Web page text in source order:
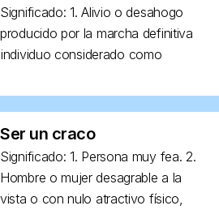
Significado: 1. Alivio o desahogo
producido por la marcha definitiva
considerado como
Ser un craco
Significado: 1. Persona muy fea. 2.
Hombre o mujer desagrable a la
vista o con nulo atractivo físico,